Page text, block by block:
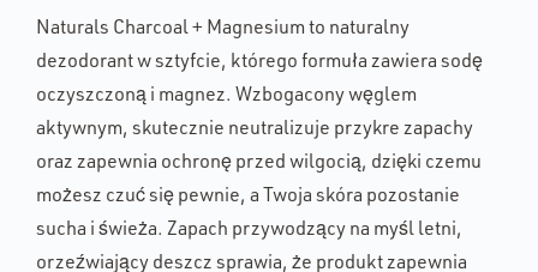
Naturals Charcoal + Magnesium to naturalny
dezodorant w sztyfcie, którego formuła zawiera sodę
oczyszczoną i magnez. Wzbogacony węglem
aktywnym, skutecznie neutralizuje przykre zapachy
oraz zapewnia ochronę przed wilgocią, dzięki czemu
możesz czuć się pewnie, a Twoja skóra pozostanie
sucha i świeża. Zapach przywodzący na myśl letni,
orzeźwiający deszcz sprawia, że produkt zapewnia